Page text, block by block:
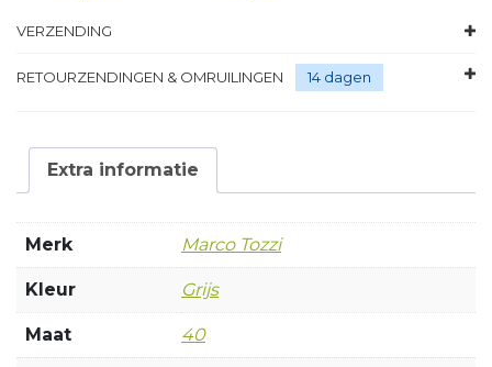
VERZENDING
RETOURZENDINGEN & OMRUILINGEN 14 dagen
Extra informatie
Merk Marco Tozzi
Kleur Grijs
Maat 40